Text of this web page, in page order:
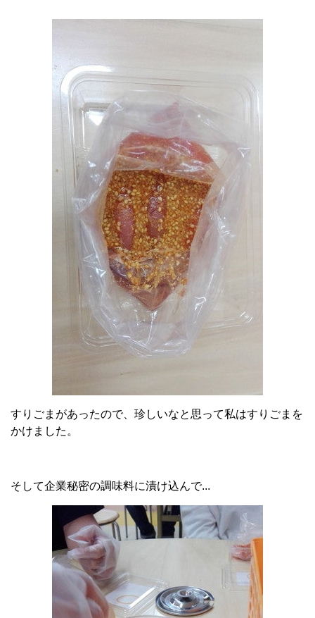
すりごまがあったので、珍しいなと思って私はすりごまを
かけました。
そして企業秘密の調味料に漬け込んで...